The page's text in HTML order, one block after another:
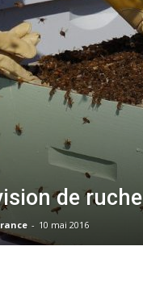
de ruche
- 10 mai 2016